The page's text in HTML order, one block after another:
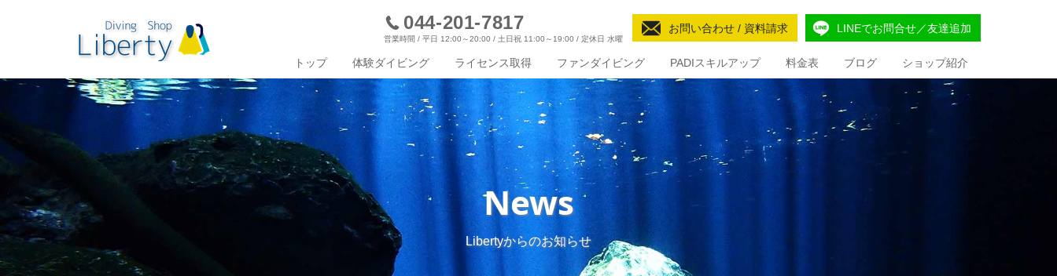
044-201-7817
営業時間 / 平日 12:00～20:00 / 土日祝 11:00～19:00 / 定休日 水曜
お問い合わせ / 資料請求 LINEでお問合せ／友達追加
トップ 体験ダイビング ライセンス取得 ファンダイビング PADIスキルアップ 料金表 ブログ ショップ紹介
News
Libertyからのお知らせ